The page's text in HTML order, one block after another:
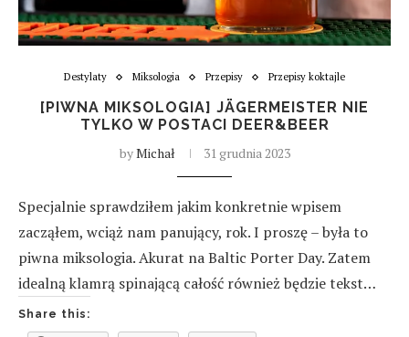
Destylaty Miksologia Przepisy Przepisy koktajle
[PIWNA MIKSOLOGIA] JÄGERMEISTER NIE
TYLKO W POSTACI DEER&BEER
byMichał 31 grudnia 2023
Specjalnie sprawdziłem jakim konkretnie wpisem
zacząłem, wciąż nam panujący, rok. I proszę – była to
piwna miksologia. Akurat na Baltic Porter Day. Zatem
idealną klamrą spinającą całość również będzie tekst…
Share this: